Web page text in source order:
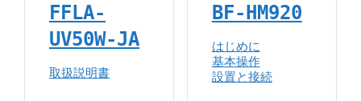
FFLA-
UV50W-JA
取扱説明書
BF-HM920
はじめに
基本操作
設置と接続